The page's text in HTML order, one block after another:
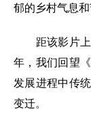
郁的乡村气息和
距该影片上
年，我们回望
发展进程中传
变迁。